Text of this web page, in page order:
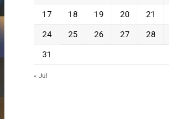
17 18 19 20 21
24 25 26 27 28
31
« Jul